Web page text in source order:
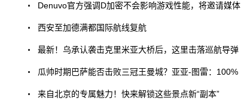
Denuvo官方强调D加密不会影响游戏性能，将邀请媒体
西安至加德满都国际航线复航
最新！乌承认袭击克里米亚大桥后，这里击落巡航导弹
瓜帅时期巴萨能否击败三冠王曼城？亚亚-图雷：100%
来自北京的专属魅力！快来解锁这些景点新“副本”